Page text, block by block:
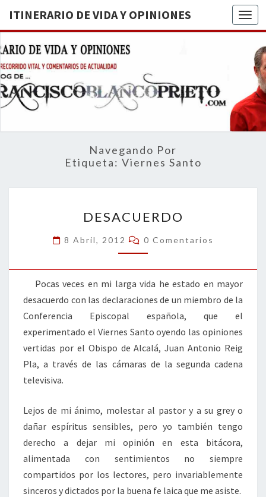
ITINERARIO DE VIDA Y OPINIONES
DE
BREVE
RECORRIDO
VITAL Y
ACTUALIDAD
Navegando Por
Etiqueta: Viernes Santo
DESACUERDO
8 Abril, 2012 Comentarios
0 Comentarios
Pocas veces en mi larga vida he estado en mayor
desacuerdo con las declaraciones de un miembro de la
Conferencia Episcopal española, que el
experimentado el Viernes Santo oyendo las opiniones
vertidas por el Obispo de Alcalá, Juan Antonio Reig
Pla, a través de las cámaras de la segunda cadena
televisiva.
Lejos de mi ánimo, molestar al pastor y a su grey o
dañar espíritus sensibles, pero yo también tengo
derecho a dejar mi opinión en esta bitácora,
alimentada con sentimientos no siempre
compartidos por los lectores, pero invariablemente
sinceros y dictados por la buena fe laica que me asiste.